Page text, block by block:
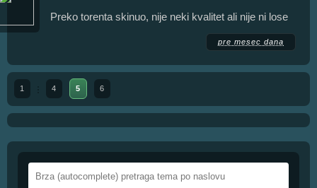
Preko torenta skinuo, nije neki kvalitet ali nije ni lose
pre mesec dana
1 4 5 6